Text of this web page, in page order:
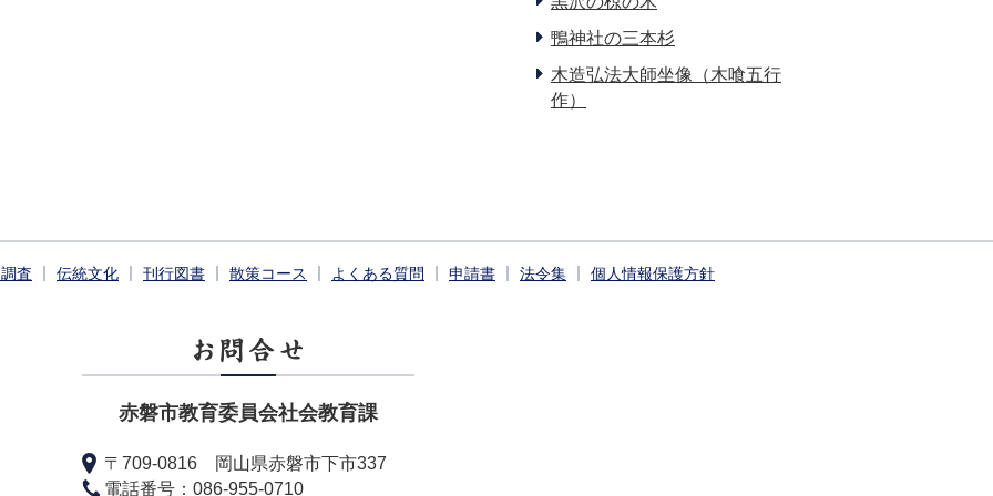
鴨神社の三本杉
木造弘法大師坐像（木喰五行
作）
査 伝統文化 刊行図書 散策コース よくある質問 申請書 法令集 個人情報保護方針
赤磐市教育委員会社会教育課
〒709-0816 岡山県赤磐市下市337
電話番号：086-955-0710